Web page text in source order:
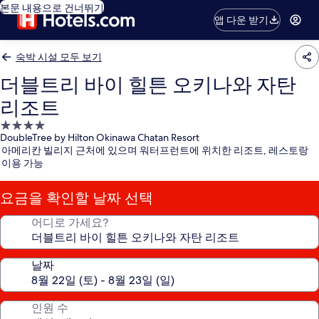
본문 내용으로 건너뛰기
앱 다운 받기
숙박 시설 모두 보기
더블트리 바이 힐튼 오키나와 자탄
리조트
4.0
성
급
숙
시
설
DoubleTree by Hilton Okinawa Chatan Resort
아메리칸 빌리지 근처에 있으며 워터프런트에 위치한 리조트, 레스토랑
이용 가능
요금을 확인할 날짜 선택
어디로 가세요?
날짜
인원 수